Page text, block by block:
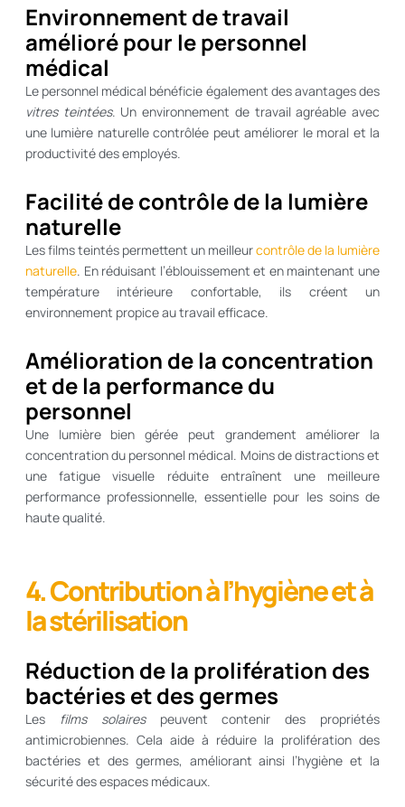
Environnement de travail
amélioré pour le personnel
médical
Le personnel médical bénéficie également des avantages des
vitres teintées. Un environnement de travail agréable avec
une lumière naturelle contrôlée peut améliorer le moral et la
productivité des employés.
Facilité de contrôle de la lumière
naturelle
Les films teintés permettent un meilleurcontrôle de la lumière
naturelle. En réduisant l’éblouissement et en maintenant une
température intérieure confortable, ils créent un
environnement propice au travail efficace.
Amélioration de la concentration
et de la performance du
personnel
Une lumière bien gérée peut grandement améliorer la
concentration du personnel médical. Moins de distractions et
une fatigue visuelle réduite entraînent une meilleure
performance professionnelle, essentielle pour les soins de
haute qualité.
4. Contribution à l’hygiène et à
la stérilisation
Réduction de la prolifération des
bactéries et des germes
Les films solairespeuvent contenir des propriétés
antimicrobiennes. Cela aide à réduire la prolifération des
bactéries et des germes, améliorant ainsi l’hygiène et la
sécurité des espaces médicaux.